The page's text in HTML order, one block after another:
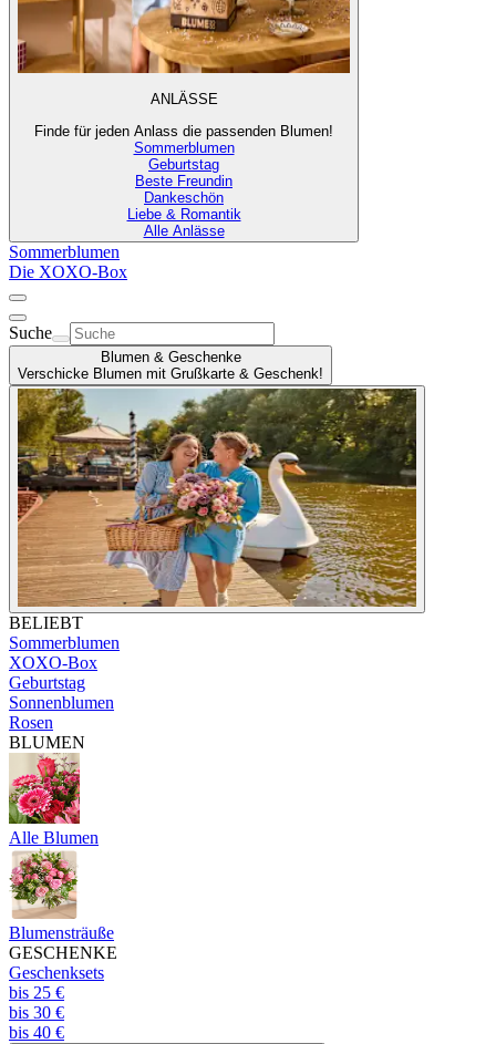
ANLÄSSE
Finde für jeden Anlass die passenden Blumen!
Sommerblumen
Geburtstag
Beste Freundin
Dankeschön
Liebe & Romantik
Alle Anlässe
Sommerblumen
Die XOXO-Box
Suche
Blumen & Geschenke
Verschicke Blumen mit Grußkarte & Geschenk!
BELIEBT
Sommerblumen
XOXO-Box
Geburtstag
Sonnenblumen
Rosen
BLUMEN
Alle Blumen
Blumensträuße
GESCHENKE
Geschenksets
bis 25 €
bis 30 €
bis 40 €